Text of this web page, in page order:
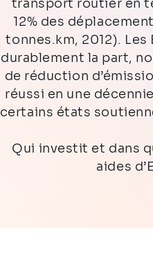
transport routier en
12% des
tonnes.km, 2012).
durablement la part,
de réduction
réussi en une
certains états
Qui investit et dans
aides